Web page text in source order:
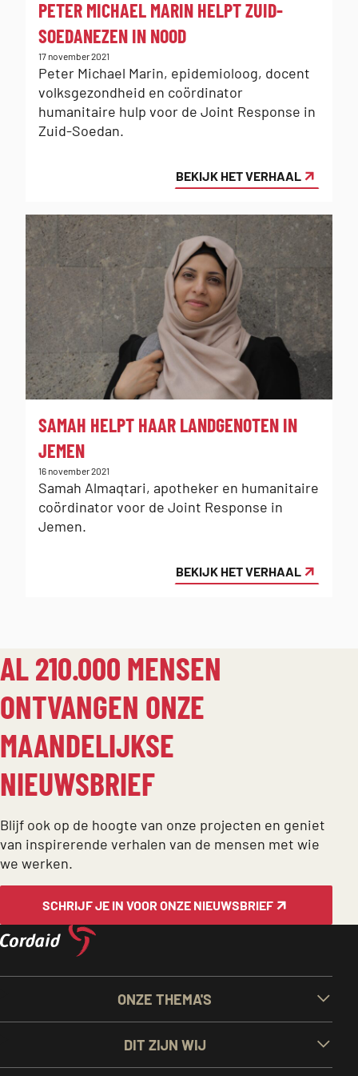
:
PETER MICHAEL MARIN HELPT ZUID-
SOEDANEZEN IN NOOD
Gepubliceerd
op:
17 november 2021
Peter Michael Marin, epidemioloog, docent
volksgezondheid en coördinator
humanitaire hulp voor de Joint Response in
Zuid-Soedan.
BEKIJK HET VERHAAL
:
SAMAH HELPT HAAR LANDGENOTEN IN
JEMEN
Gepubliceerd
op:
16 november 2021
Samah Almaqtari, apotheker en humanitaire
coördinator voor de Joint Response in
Jemen.
BEKIJK HET VERHAAL
AL 210.000 MENSEN
ONTVANGEN ONZE
MAANDELIJKSE
NIEUWSBRIEF
Blijf ook op de hoogte van onze projecten en geniet
van inspirerende verhalen van de mensen met wie
we werken.
SCHRIJF JE IN VOOR ONZE NIEUWSBRIEF
BELANGRIJKE
LINKS
ONZE THEMA'S
DIT ZIJN WIJ